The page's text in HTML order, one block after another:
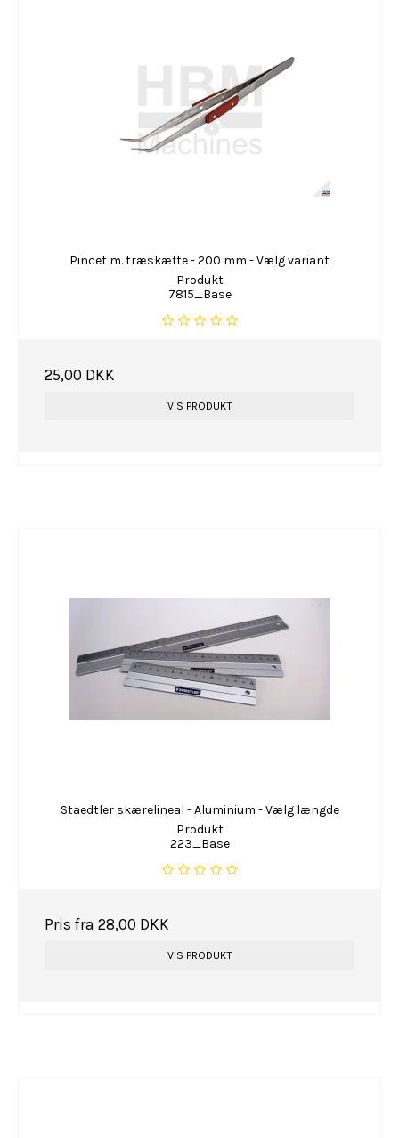
Pincet m. træskæfte - 200 mm - Vælg variant
Produkt
7815_Base
25,00 DKK
VIS PRODUKT
Staedtler skærelineal - Aluminium - Vælg længde
Produkt
223_Base
Pris fra 28,00 DKK
VIS PRODUKT